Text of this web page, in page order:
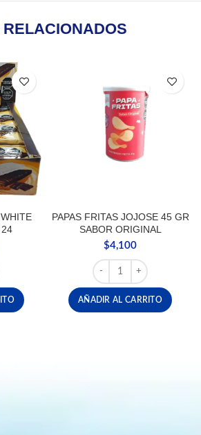
& WHITE CAPUCHINO X 24 cantidad
PAPAS FRITAS JOJOSE 45 GR
SABOR ORIGINAL
$4,100
PAPAS FRITAS JOJOSE
AÑADIR AL CARRITO